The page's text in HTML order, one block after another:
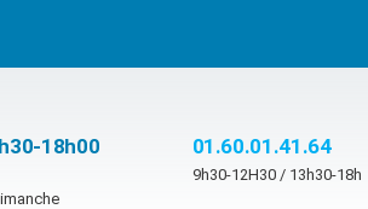
18h00 01.60.01.41.64
9h30-12H30 / 13h30-18h